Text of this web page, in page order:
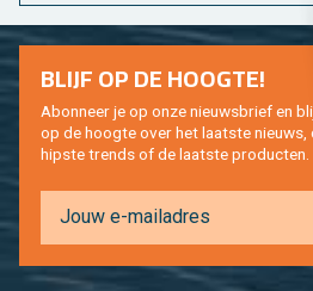
BLIJF OP DE HOOG­TE!
Abon­neer je op onze nieuws­brief en
op de hoog­te over het laat­ste nieuws,
hip­s­te trends of de laat­ste pro­duc­ten.